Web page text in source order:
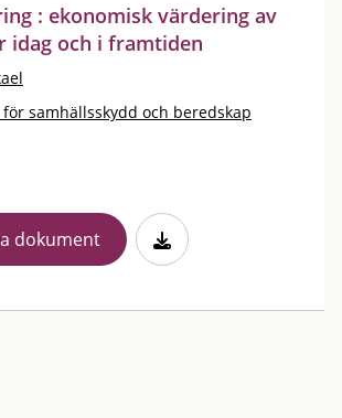
: ekonomisk värdering av
idag och i framtiden
samhällsskydd och beredskap
dokument